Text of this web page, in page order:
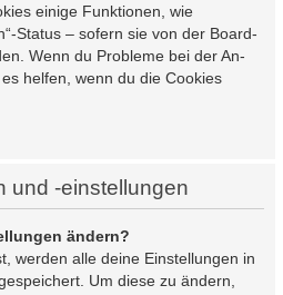
einige Funktionen, wie
Status – sofern sie von der Board-
Wenn du Probleme bei der An-
helfen, wenn du die Cookies
und -einstellungen
ändern?
werden alle deine Einstellungen in
Um diese zu ändern,